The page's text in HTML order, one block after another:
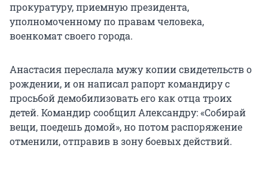
прокуратуру, приемную президента,
уполномоченному по правам человека,
военкомат своего города.
Анастасия переслала мужу копии свидетельств о
рождении, и он написал рапорт командиру с
просьбой демобилизовать его как отца троих
детей. Командир сообщил Александру: «Собирай
вещи, поедешь домой», но потом распоряжение
отменили, отправив в зону боевых действий.